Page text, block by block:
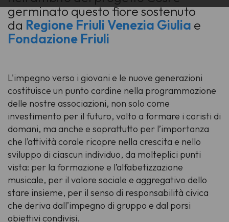
germinato questo fioresostenuto
da Regione Friuli Venezia Giulia e
Fondazione Friuli
L'impegno verso i giovani e le nuove generazioni
costituisce un punto cardine nella programmazione
delle nostre associazioni, non solo come
investimento per il futuro, volto a formare i coristi di
domani, ma anche e soprattutto per l’importanza
che l’attività corale ricopre nella crescita e nello
sviluppo di ciascun individuo, da molteplici punti
vista: per la formazione e l’alfabetizzazione
musicale, per il valore sociale e aggregativo dello
stare insieme, per il senso di responsabilità civica
che deriva dall’impegno di gruppo e dal porsi
obiettivi condivisi.